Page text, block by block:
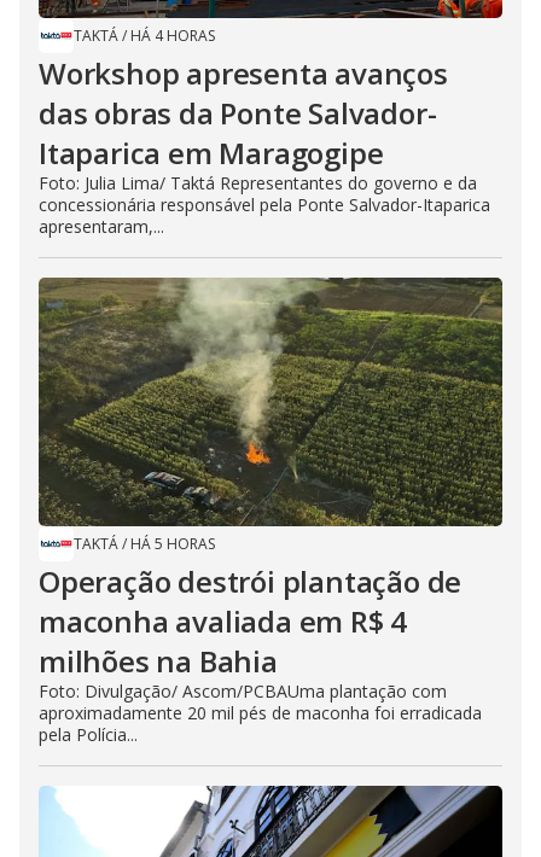
TAKTÁ/ HÁ 4 HORAS
Workshop apresenta avanços
das obras da Ponte Salvador-
Itaparica em Maragogipe
Foto: Julia Lima/ Taktá Representantes do governo e da
concessionária responsável pela Ponte Salvador-Itaparica
apresentaram,...
TAKTÁ/ HÁ 5 HORAS
Operação destrói plantação de
maconha avaliada em R$ 4
milhões na Bahia
Foto: Divulgação/ Ascom/PCBAUma plantação com
aproximadamente 20 mil pés de maconha foi erradicada
pela Polícia...